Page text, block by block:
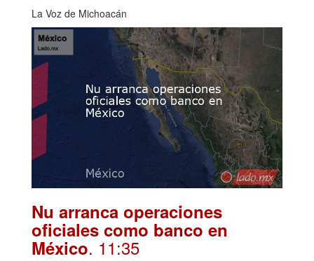
La Voz de Michoacán
Nu arranca operaciones
oficiales como banco en
México. 11:35